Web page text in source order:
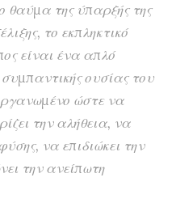
θαύμα της ύπαρξής της
το εκπληκτικό
είναι ένα απλό
συμπαντικής ουσίας του
ώστε να
την αλήθεια, να
να επιδιώκει την
την ανείπωτη